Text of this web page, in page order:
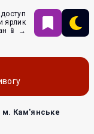
ярлик
📱 →
м. Кам'янське